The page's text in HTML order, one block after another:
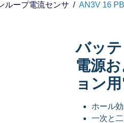
ループ電流センサ AN3V 16
バッ
電源
ョン
ホール
一次と